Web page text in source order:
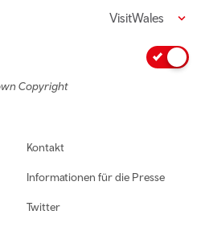
VisitWales
Copyright
Kontakt
Informationen für die Presse
Twitter